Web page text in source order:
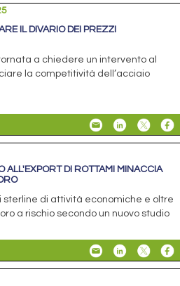
IL DIVARIO DEI PREZZI
a chiedere un intervento al
la competitività dell’acciaio
ALL'EXPORT DI ROTTAMI MINACCIA
sterline di attività economiche e oltre
a rischio secondo un nuovo studio